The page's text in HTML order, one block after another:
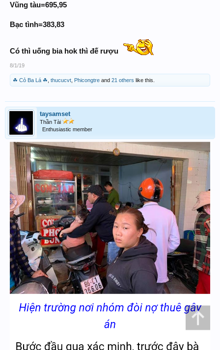
Vũng tàu=695,95
Bạc tình=383,83
Có thì uống bia hok thì đế rượu
8/1/19
☘ Cỏ Ba Lá ☘ thucucvt Phicongtre and 21 others like this.
taysamset
Thần Tài
Enthusiastic member